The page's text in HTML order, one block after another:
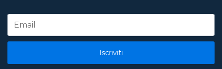
Iscriviti